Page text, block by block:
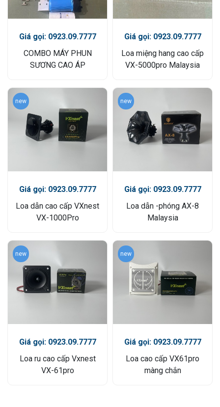
Giá gọi: 0923.09.7777
COMBO MÁY PHUN
SƯƠNG CAO ÁP
Giá gọi: 0923.09.7777
Loa miệng hang cao cấp
VX-5000pro Malaysia
new
Giá gọi: 0923.09.7777
Loa dẫn cao cấp VXnest
VX-1000Pro
new
Giá gọi: 0923.09.7777
Loa dẫn -phóng AX-8
Malaysia
new
Giá gọi: 0923.09.7777
Loa ru cao cấp Vxnest
VX-61pro
new
Giá gọi: 0923.09.7777
Loa cao cấp VX61pro
màng chắn